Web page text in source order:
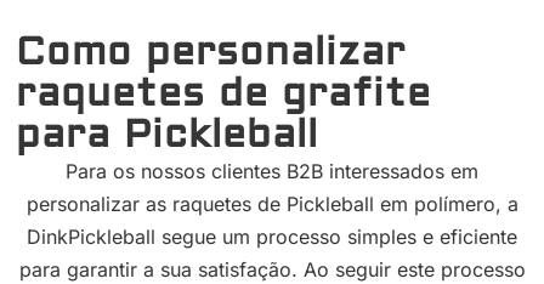
Como personalizar
raquetes de grafite
para Pickleball
Para os nossos clientes B2B interessados em
personalizar as raquetes de Pickleball em polímero, a
DinkPickleball segue um processo simples e eficiente
para garantir a sua satisfação. Ao seguir este processo